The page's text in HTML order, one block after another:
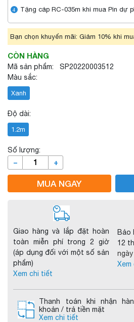
4 Tặng cáp RC-035m khi mua Pin dự
Bạn chọn khuyến mãi: Giảm 10% khi
CÒN HÀNG
Mã sản phẩm: SP20220003512
Màu sắc:
Xanh
Độ dài:
1.2m
Số lượng:
– +
MUA NGAY
Giao hàng và lắp đặt hoàn
toàn miễn phí trong 2 giờ
(áp dụng đối với một số sản
phẩm)
Xem chi tiết
Bảo
12
Thanh toán khi nhận
khoản / trả tiền mặt
Xem chi tiết